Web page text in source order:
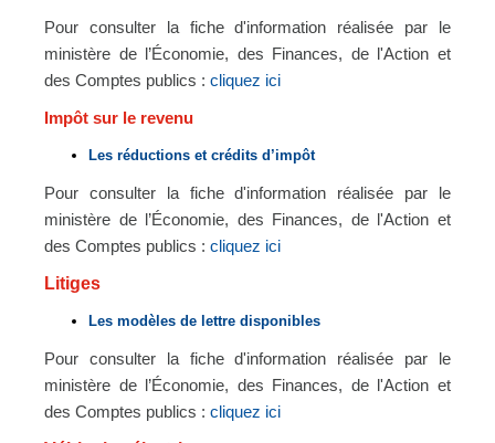
Pour consulter la fiche d'information réalisée par le
ministère de l’Économie, des Finances, de l'Action et
des Comptes publics : cliquez ici
Impôt sur le revenu
Les réductions et crédits d’impôt
Pour consulter la fiche d'information réalisée par le
ministère de l’Économie, des Finances, de l'Action et
des Comptes publics : cliquez ici
Litiges
Les modèles de lettre disponibles
Pour consulter la fiche d'information réalisée par le
ministère de l’Économie, des Finances, de l'Action et
des Comptes publics : cliquez ici